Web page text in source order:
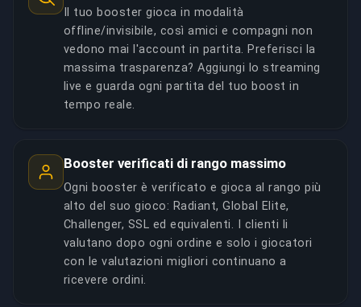
Il tuo booster gioca in modalità
offline/invisibile, così amici e compagni non
vedono mai l'account in partita. Preferisci la
massima trasparenza? Aggiungi lo streaming
live e guarda ogni partita del tuo boost in
tempo reale.
Booster verificati di rango massimo
Ogni booster è verificato e gioca al rango più
alto del suo gioco: Radiant, Global Elite,
Challenger, SSL ed equivalenti. I clienti li
valutano dopo ogni ordine e solo i giocatori
con le valutazioni migliori continuano a
ricevere ordini.